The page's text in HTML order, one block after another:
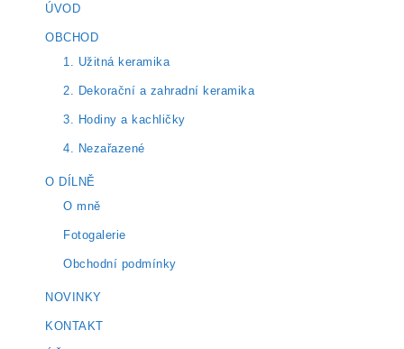
ÚVOD
OBCHOD
1. Užitná keramika
2. Dekorační a zahradní keramika
3. Hodiny a kachličky
4. Nezařazené
O DÍLNĚ
O mně
Fotogalerie
Obchodní podmínky
NOVINKY
KONTAKT